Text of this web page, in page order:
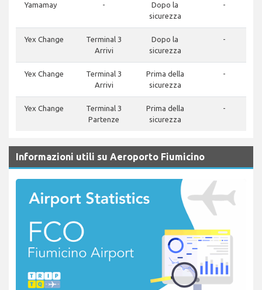
Yamamay -
Dopo la
sicurezza
-
Yex Change
Terminal 3
Arrivi
Dopo la
sicurezza
-
Yex Change
Terminal 3
Arrivi
Prima della
sicurezza
-
Yex Change
Terminal 3
Partenze
Prima della
sicurezza
-
Informazioni utili su Aeroporto Fiumicino